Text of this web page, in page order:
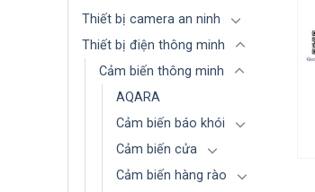
Thiết bị camera an ninh
Thiết bị điện thông minh
Cảm biến thông minh
AQARA
Cảm biến báo khói
Cảm biến cửa
Cảm biến hàng rào